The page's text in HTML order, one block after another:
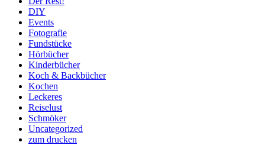
DIY
Events
Fotografie
Fundstücke
Hörbücher
Kinderbücher
Koch & Backbücher
Kochen
Leckeres
Reiselust
Schmöker
Uncategorized
zum drucken